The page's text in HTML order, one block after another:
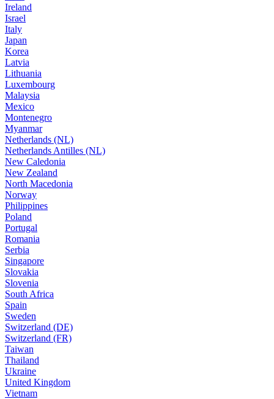
Ireland
Israel
Italy
Japan
Korea
Latvia
Lithuania
Luxembourg
Malaysia
Mexico
Montenegro
Myanmar
Netherlands (NL)
Netherlands Antilles (NL)
New Caledonia
New Zealand
North Macedonia
Norway
Philippines
Poland
Portugal
Romania
Serbia
Singapore
Slovakia
Slovenia
South Africa
Spain
Sweden
Switzerland (DE)
Switzerland (FR)
Taiwan
Thailand
Ukraine
United Kingdom
Vietnam